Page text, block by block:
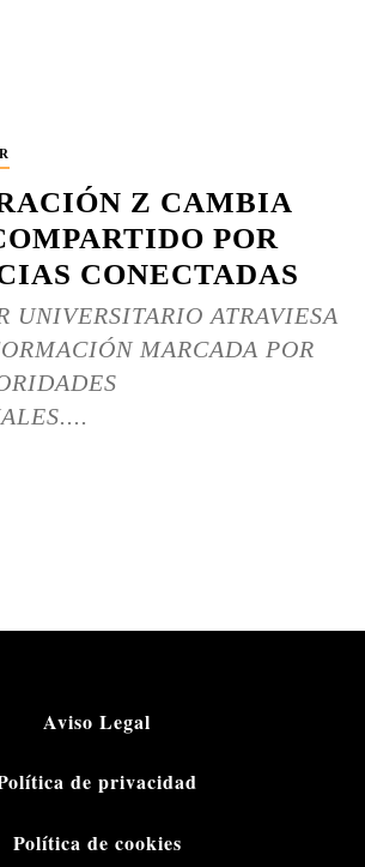
Z CAMBIA
POR
CONECTADAS
UNIVERSITARIO ATRAVIESA
MARCADA POR
Aviso Legal
de privacidad
Política de cookies